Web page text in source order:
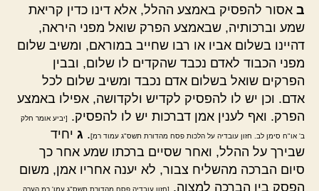
ב אסור להפסיק באמצע ההלל, אלא דינו כדין קריאת
שמע וברכותיה, שבאמצע הפרק שואל מפני היראה,
דהיינו בשלום אביו או רבו שחייב במוראם, ומשיב שלום
מפני הכבוד לאדם נכבד שהקדים לו שלום, ובבין
הפרקים שואל בשלום אדם נכבד ומשיב שלום לכל
אדם. וכן יש לו להפסיק לקדיש ולקדושה, אפילו באמצע
הפרק. ואף לענין אמן דברכות יש לו להפסיק.
[יביע אומר חלק
ב' או"ח סימן לב. חזון עובדיה על הלכות פסח מהדורת תשס"ג עמוד רמ]. ג יחיד
שבירך על ההלל, ואחר שסיים ברכתו שמע אחר כך
סיום הברכה מהשליח צבור, לא יענה אחריו אמן, משום
הפסק בין הברכה למצוה.
[חזון עובדיה פסח מהדורת תשס"ג עמו' רמ הערה